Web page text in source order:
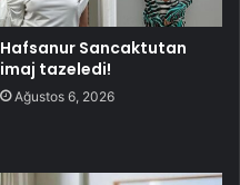
Hafsanur Sancaktutan
imaj tazeledi!
Ağustos 6, 2026